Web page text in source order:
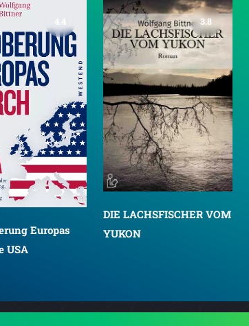
Europas
USA
3.8
DIE LACHSFISCHER VOM
YUKON